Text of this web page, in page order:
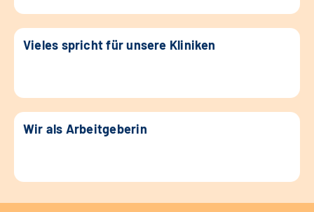
Vieles spricht für unsere Kliniken
Wir als Arbeitgeberin